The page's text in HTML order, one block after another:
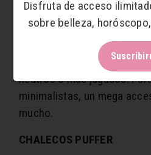
unos momjeans o sobre
prenda versátil abre juego
estilista interior. Lisos o
con rombos, ¡súper!-,
neutros o más jugados.
minimalistas, un mega
mucho.
CHALECOS PUFFER
Disfruta de acceso
sobre belleza,